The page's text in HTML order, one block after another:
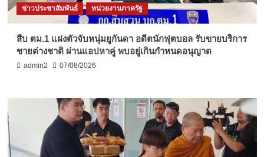
ข่าวประชาสัมพันธ์ หน่วยงานภาครัฐ
สืบ ตม.1 แฝงตัวจับหนุ่มยูกันดา อดีตนักฟุตบอล รับขายบริการ
ชายต่างชาติ ผ่านแอปหาคู่ พบอยู่เกินกำหนดอนุญาต
admin2 07/08/2026